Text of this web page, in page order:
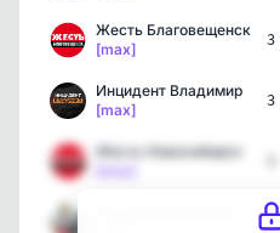
Жесть Благовещенск
[max]
3
Инцидент Владимир
[max]
3
Жесть Новосибирск
3